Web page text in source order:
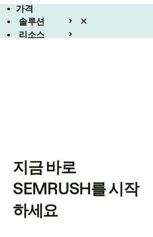
가격
솔루션
리소스
지금 바로
SEMRUSH를 시작
하세요